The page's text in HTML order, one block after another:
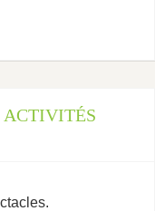
ACTIVITÉS